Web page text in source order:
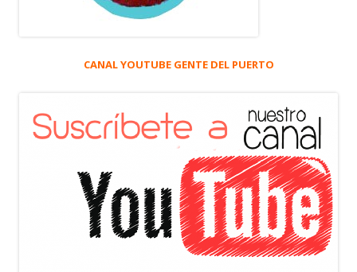
CANAL YOUTUBE GENTE DEL PUERTO